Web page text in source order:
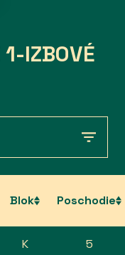
IZBOVÉ
Blok Poschodie
K 5